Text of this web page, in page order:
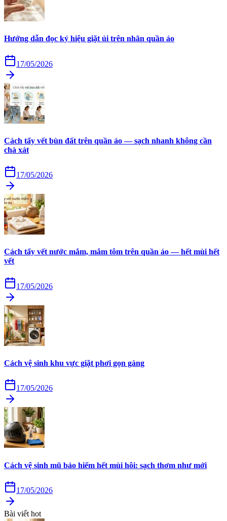
Hướng dẫn đọc ký hiệu giặt ủi trên nhãn quần áo
17/05/2026
Cách tẩy vết bùn đất trên quần áo — sạch nhanh không cần
chà xát
17/05/2026
Cách tẩy vết nước mắm, mắm tôm trên quần áo — hết mùi hết
vết
17/05/2026
Cách vệ sinh khu vực giặt phơi gọn gàng
17/05/2026
Cách vệ sinh mũ bảo hiểm hết mùi hôi: sạch thơm như mới
17/05/2026
Bài viết hot